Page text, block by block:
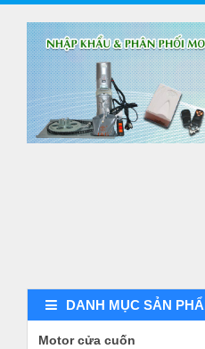
DANH MỤC SẢN
Motor cửa cuốn